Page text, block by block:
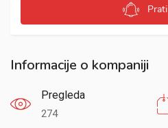
Informacije o kompaniji
Pregleda
274